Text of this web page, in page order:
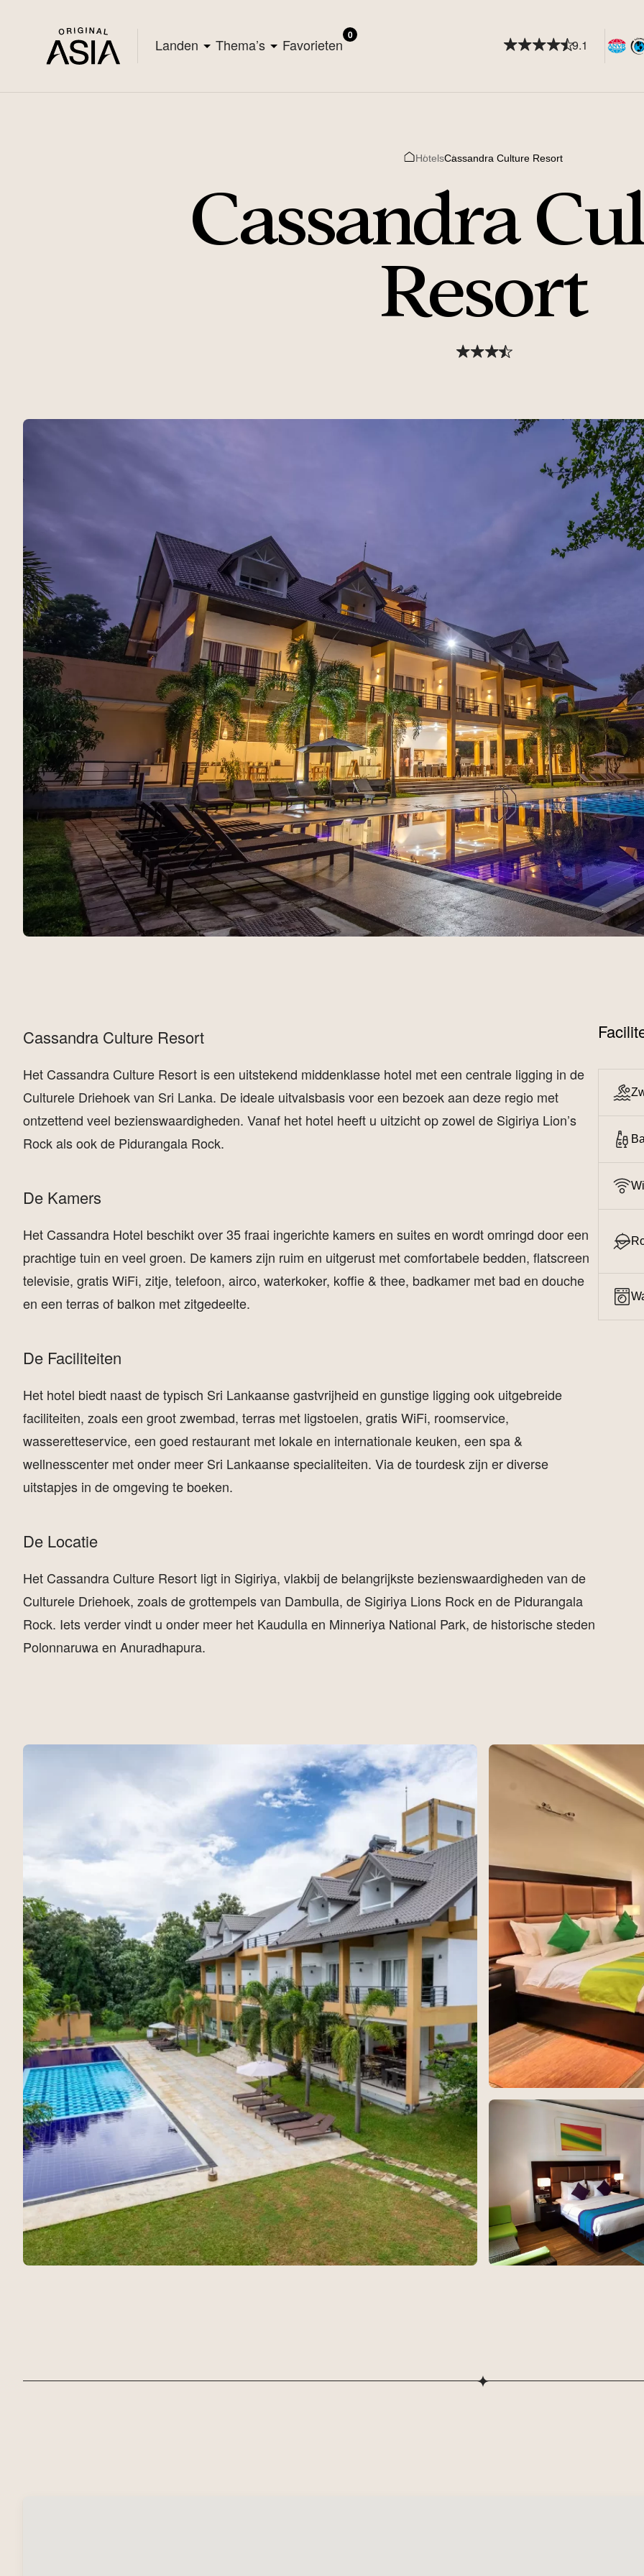
Landen Thema’s Favorieten
0
9.1
HotelsCassandra Culture Resort
Cassandra
Resort
Cassandra Culture Resort
Het Cassandra Culture Resort is een uitstekend middenklasse hotel met een centrale ligging in de
Culturele Driehoek van Sri Lanka. De ideale uitvalsbasis voor een bezoek aan deze regio met
ontzettend veel bezienswaardigheden. Vanaf het hotel heeft u uitzicht op zowel de Sigiriya Lion’s
Rock als ook de Pidurangala Rock.
De Kamers
Het Cassandra Hotel beschikt over 35 fraai ingerichte kamers en suites en wordt omringd door een
prachtige tuin en veel groen. De kamers zijn ruim en uitgerust met comfortabele bedden, flatscreen
televisie, gratis WiFi, zitje, telefoon, airco, waterkoker, koffie & thee, badkamer met bad en douche
en een terras of balkon met zitgedeelte.
De Faciliteiten
Het hotel biedt naast de typisch Sri Lankaanse gastvrijheid en gunstige ligging ook uitgebreide
faciliteiten, zoals een groot zwembad, terras met ligstoelen, gratis WiFi, roomservice,
wasseretteservice, een goed restaurant met lokale en internationale keuken, een spa &
wellnesscenter met onder meer Sri Lankaanse specialiteiten. Via de tourdesk zijn er diverse
uitstapjes in de omgeving te boeken.
De Locatie
Het Cassandra Culture Resort ligt in Sigiriya, vlakbij de belangrijkste bezienswaardigheden van de
Culturele Driehoek, zoals de grottempels van Dambulla, de Sigiriya Lions Rock en de Pidurangala
Rock. Iets verder vindt u onder meer het Kaudulla en Minneriya National Park, de historische steden
Polonnaruwa en Anuradhapura.